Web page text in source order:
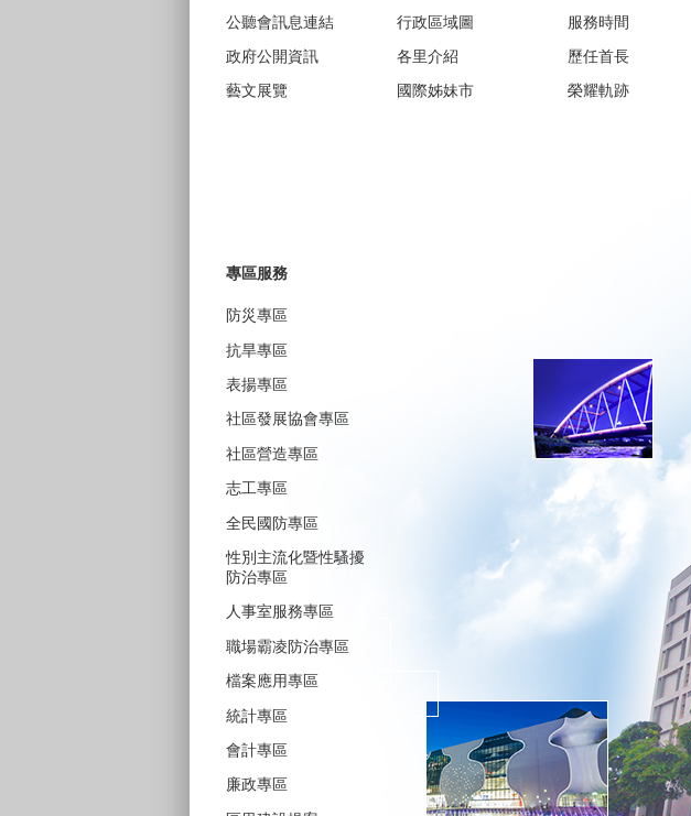
公聽會訊息連結
政府公開資訊
藝文展覽
行政區域圖
各里介紹
國際姊妹市
服務時間
歷任首長
榮耀軌跡
專區服務
防災專區
抗旱專區
表揚專區
社區發展協會專區
社區營造專區
志工專區
全民國防專區
性別主流化暨性騷擾
防治專區
人事室服務專區
職場霸凌防治專區
檔案應用專區
統計專區
會計專區
廉政專區